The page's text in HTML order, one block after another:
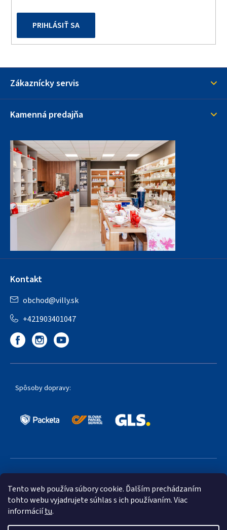
Tento web používa súbory cookie. Ďalším prechádzaním
tohto webu vyjadrujete súhlas s ich používaním. Viac
informáciítu.
PRIHLÁSIŤ SA
Zákaznícky servis
Kamenná predajňa
Kontakt
obchod@villy.sk
+421903401047
Spôsoby dopravy: